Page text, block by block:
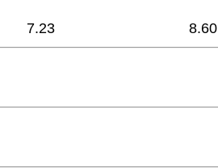
7.23 8.60